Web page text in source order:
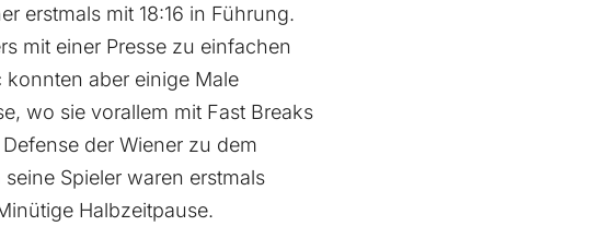
erstmals mit 18:16 in Führung.
mit einer Presse zu einfachen
aber einige Male
wo sie vorallem mit Fast Breaks
der Wiener zu dem
Spieler waren erstmals
Halbzeitpause.